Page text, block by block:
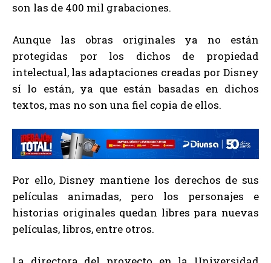
son las de 400 mil grabaciones.
Aunque las obras originales ya no están
protegidas por los dichos de propiedad
intelectual, las adaptaciones creadas por Disney
sí lo están, ya que están basadas en dichos
textos, mas no son una fiel copia de ellos.
Por ello, Disney mantiene los derechos de sus
películas animadas, pero los personajes e
historias originales quedan libres para nuevas
películas, libros, entre otros.